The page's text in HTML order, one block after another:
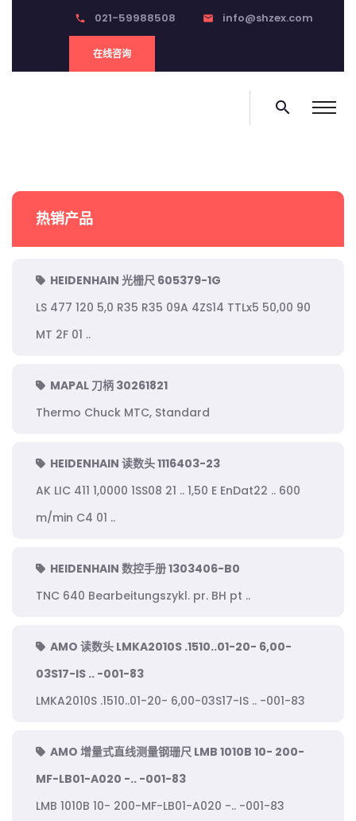
phone 021-59988508 email info@shzex.com
在线咨询
search
热销产品
HEIDENHAIN 光栅尺 605379-1G
LS 477 120 5,0 R35 R35 09A 4ZS14 TTLx5 50,00 90
MT 2F 01 ..
MAPAL 刀柄 30261821
Thermo Chuck MTC, Standard
HEIDENHAIN 读数头 1116403-23
AK LIC 411 1,0000 1SS08 21 .. 1,50 E EnDat22 .. 600
m/min C4 01 ..
HEIDENHAIN 数控手册 1303406-B0
TNC 640 Bearbeitungszykl. pr. BH pt ..
AMO 读数头 LMKA2010S .1510..01-20- 6,00-
03S17-IS .. -001-83
LMKA2010S .1510..01-20- 6,00-03S17-IS .. -001-83
AMO 增量式直线测量钢珊尺 LMB 1010B 10- 200-
MF-LB01-A020 -.. -001-83
LMB 1010B 10- 200-MF-LB01-A020 -.. -001-83